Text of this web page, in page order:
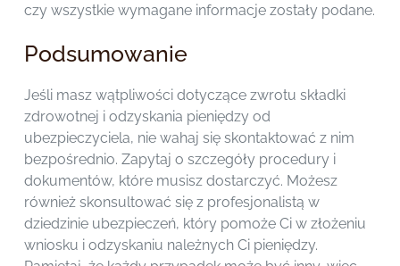
czy wszystkie wymagane informacje zostały podane.
Podsumowanie
Jeśli masz wątpliwości dotyczące zwrotu składki
zdrowotnej i odzyskania pieniędzy od
ubezpieczyciela, nie wahaj się skontaktować z nim
bezpośrednio. Zapytaj o szczegóły procedury i
dokumentów, które musisz dostarczyć. Możesz
również skonsultować się z profesjonalistą w
dziedzinie ubezpieczeń, który pomoże Ci w złożeniu
wniosku i odzyskaniu należnych Ci pieniędzy.